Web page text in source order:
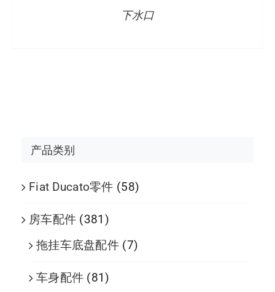
下水口
产品类别
Fiat Ducato零件 (58)
房车配件 (381)
拖挂车底盘配件 (7)
车身配件 (81)